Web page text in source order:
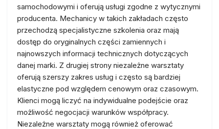
samochodowymi i oferują usługi zgodne z wytycznymi
producenta. Mechanicy w takich zakładach często
przechodzą specjalistyczne szkolenia oraz mają
dostęp do oryginalnych części zamiennych i
najnowszych informacji technicznych dotyczących
danej marki. Z drugiej strony niezależne warsztaty
oferują szerszy zakres usług i często są bardziej
elastyczne pod względem cenowym oraz czasowym.
Klienci mogą liczyć na indywidualne podejście oraz
możliwość negocjacji warunków współpracy.
Niezależne warsztaty mogą również oferować